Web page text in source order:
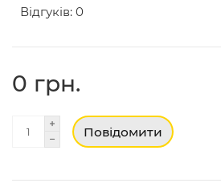
Відгуків: 0
0 грн.
Повідомити